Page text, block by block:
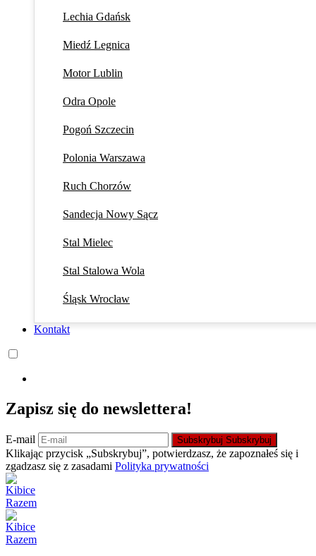
Lechia Gdańsk
Miedź Legnica
Motor Lublin
Odra Opole
Pogoń Szczecin
Polonia Warszawa
Ruch Chorzów
Sandecja Nowy Sącz
Stal Mielec
Stal Stalowa Wola
Śląsk Wrocław
Kontakt
Zapisz się do newslettera!
E-mail Subskrybuj Subskrybuj
Klikając przycisk „Subskrybuj”, potwierdzasz, że zapoznałeś się i
zgadzasz się z zasadami Polityka prywatności